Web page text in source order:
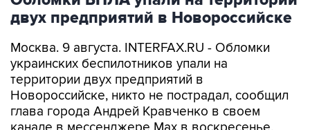
Москва. 9 августа. INTERFAX.RU - Обломки
территории двух предприятий в
Новороссийске, никто не пострадал, сообщил
глава города Андрей Кравченко в своем
канале в мессенджере Max в воскресенье.